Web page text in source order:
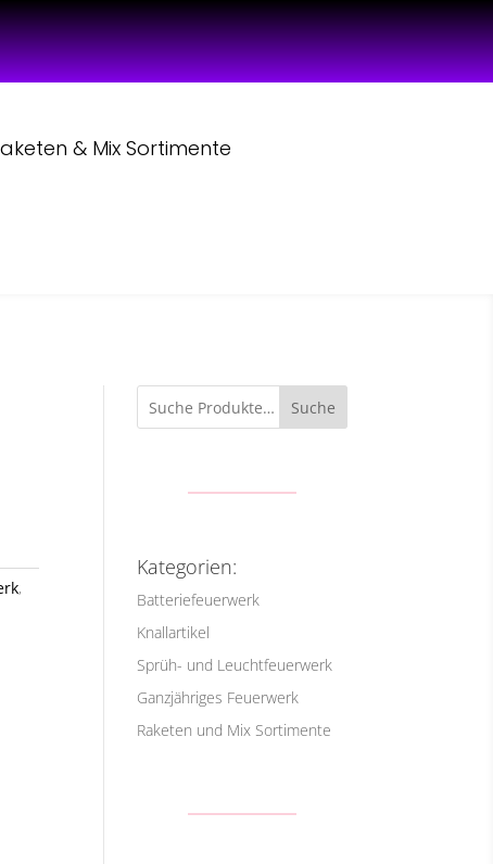
& Mix Sortimente
,
Suche
Kategorien:
Batteriefeuerwerk
Knallartikel
Sprüh- und Leuchtfeuerwerk
Ganzjähriges Feuerwerk
Raketen und Mix Sortimente